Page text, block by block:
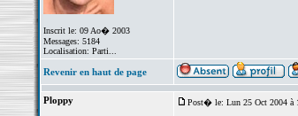
Inscrit le: 09 Ao� 2003
Messages: 5184
Localisation: Parti...
Revenir en haut de page
Ploppy Post� le: Lun 25 Oct 2004 à